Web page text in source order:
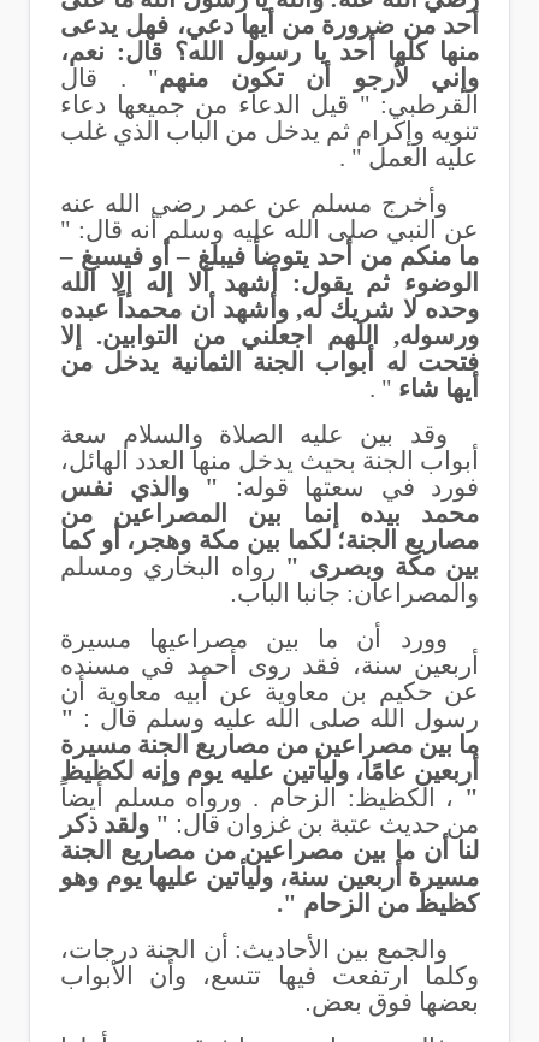
أحد من ضرورة من أيها دعي، فهل يدعى
منها كلها أحد يا رسول الله؟ قال: نعم،
وإني لأرجو أن تكون منهم" . قال
القرطبي: " قيل الدعاء من جميعها دعاء
تنويه وإكرام ثم يدخل من الباب الذي غلب
عليه العمل " .
وأخرج مسلم عن عمر رضي الله عنه
عن النبي صلى الله عليه وسلم أنه قال: "
ما منكم من أحد يتوضأ فيبلغ – أو فيسبغ –
الوضوء ثم يقول: أشهد ألا إله إلا الله
وحده لا شريك له, وأشهد أن محمداً عبده
ورسوله, اللهم اجعلني من التوابين. إلا
فتحت له أبواب الجنة الثمانية يدخل من
أيها شاء " .
وقد بين عليه الصلاة والسلام سعة
أبواب الجنة بحيث يدخل منها العدد الهائل،
فورد في سعتها قوله:
" والذي نفس
محمد بيده إنما بين المصراعين من
مصاريع الجنة؛ لكما بين مكة وهجر، أو كما
بين مكة وبصرى " رواه البخاري ومسلم
والمصراعان: جانبا الباب.
وورد أن ما بين مصراعيها مسيرة
أربعين سنة، فقد روى أحمد في مسنده
عن حكيم بن معاوية عن أبيه معاوية أن
رسول الله صلى الله عليه وسلم قال :
"
ما بين مصراعين من مصاريع الجنة مسيرة
أربعين عامًا، وليأتين عليه يوم وإنه لكظيظ
" ، الكظيظ: الزحام . ورواه مسلم أيضاً
من حديث عتبة بن غزوان قال: " ولقد ذكر
لنا أن ما بين مصراعين من مصاريع الجنة
مسيرة أربعين سنة، وليأتين عليها يوم وهو
كظيظ من الزحام ".
والجمع بين الأحاديث: أن الجنة درجات،
وكلما ارتفعت فيها تتسع، وأن الأبواب
بعضها فوق بعض.